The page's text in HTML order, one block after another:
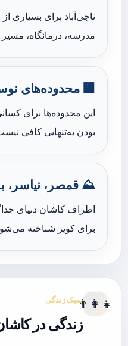
ناجی‌آباد برای بسیاری
مدرسه، درمانگاه،
🏢 محدوده‌های
این محدوده‌ها برای
بودن به‌تنهایی کافی
⛰️ قمصر، نیاسر،
اطراف کاشان دنیای
برای کویر شناخته
👨‍👩‍👧سبک زندگی
زندگی در